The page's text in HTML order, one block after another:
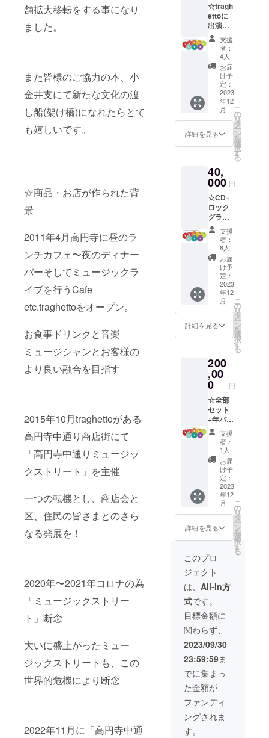
舗拡大移転をする事になり
ました。
また皆様のご協力の本、小
金井支にて新たな文化の渡
し船(架け橋)になれたらとて
も嬉しいです。
☆商品・お店が作られた背
景
2011年4月高円寺に昼のラ
ンチカフェ〜夜のディナー
バーそしてミュージックラ
イブを行うCafe
etc.traghettoをオープン。
お食事ドリンクと音楽
ミュージシャンとお客様の
より良い融合を目指す
2015年10月traghettoがある
高円寺中通り商店街にて
「高円寺中通りミュージッ
クストリート」を主催
一つの転機とし、商店会と
区、住民の皆さまとのさら
なる発展を！
2020年〜2021年コロナの為
「ミュージックストリー
ト」断念
大いに盛上がったミュー
ジックストリートも、この
世界的危機により断念
2022年11月に「高円寺中通
☆tragh
ettoに
出演し
て頂い
た
ミュー
ジシャ
ンのコ
ンピ
レー
ション
CD 8枚
組(組数
は予
定）
容 ・
収録曲
数約120
曲 ・収
録時間
480分
「参加
ミュー
ジシャ
ンは随
時本文
にて更
新いた
しま
す」
支援
者：
4人
お届
け予
定：
2023
年12
月
詳細を見る
こ
の
リ
タ
ー
ン
を
選
択
す
る
40,
000 円
☆CD+
ロック
グラス
+スピ
ナー栓
抜き3種
全部
セッ
ト
40000
円 CD 8
枚組(組
数は予
定） 内
容 ・
数約120
曲 ・収
録時間
480分
「参加
ミュー
ジシャ
ンは随
時本文
にて更
新いた
しま
す」 ス
ピナー
栓抜き
サイ
ズ：
8.1cm x
2.6cm
ロック
サイズ
80mm×
74mm×
φ74（2
35ml）
支援
者：
8人
お届
け予
定：
2023
年12
月
詳細を見る
こ
の
リ
タ
ー
ン
を
選
択
す
る
200
,00
0 円
☆全部
セット
+年パス
フリー
ライブ
カー
ド
200000
円 CD 8
枚組(組
数は予
定） 内
容 ・
収録曲
数約120
録時間
480分
「参加
ミュー
ジシャ
ンは随
時本文
にて更
新いた
しま
す」 ス
ピナー
栓抜き
サイ
ズ：
8.1cm x
2.6cm
ロック
支援
者：
1人
お届
け予
定：
2023
年12
月
詳細を見る
こ
の
リ
タ
ー
ン
を
選
択
す
る
このプロ
ジェクト
は、 All-In方
式です。
目標金額に
関わらず、
2023/09/30
23:59:59ま
でに集まっ
た金額が
ファンディ
ングされま
す。